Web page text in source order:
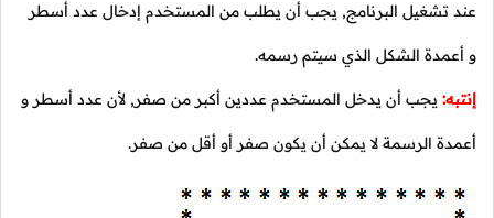
عند تشغيل البرنامج, يجب أن يطلب من المستخدم إدخال عدد أسطر
و أعمدة الشكل الذي سيتم رسمه.
إنتبه: يجب أن يدخل المستخدم عددين أكبر من صفر, لأن عدد أسطر و
أعمدة الرسمة لا يمكن أن يكون صفر أو أقل من صفر.